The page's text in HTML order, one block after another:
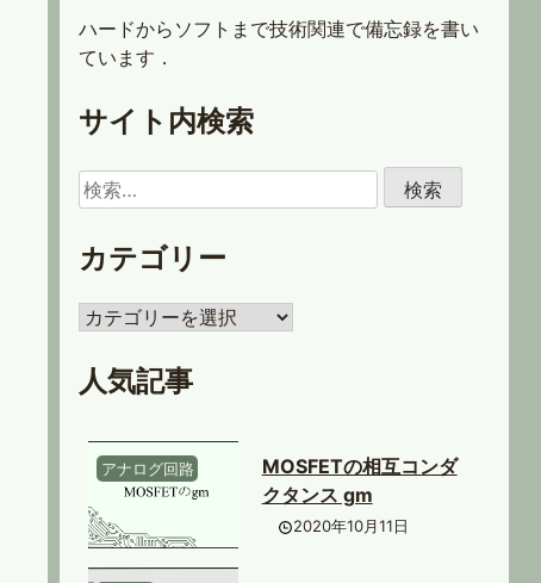
ハードからソフトまで技術関連で備忘録を書い
ています．
サイト内検索
検
索:
カテゴリー
カ
ゴ
リ
人気記事
アナログ回路
MOSFETの相互コンダ
クタンス gm
2020年10月11日